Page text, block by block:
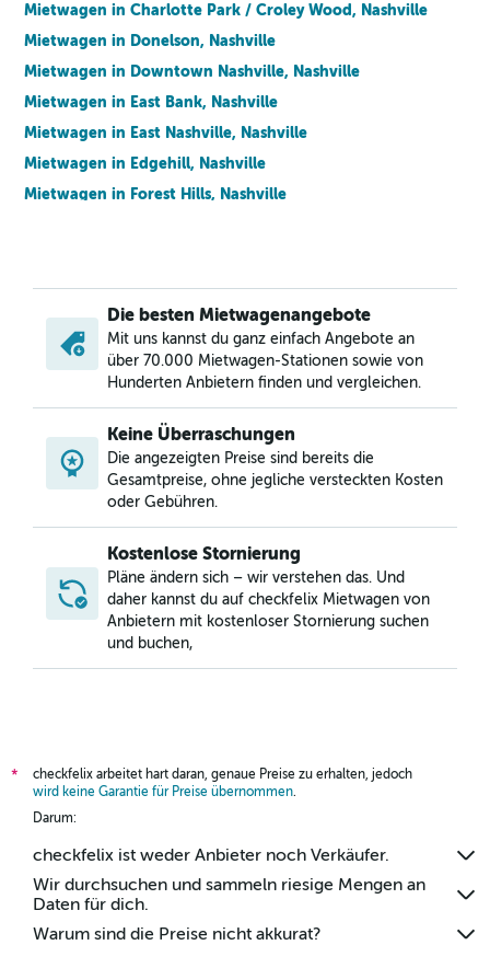
Mietwagen in Charlotte Park / Croley Wood, Nashville
Mietwagen in Donelson, Nashville
Mietwagen in Downtown Nashville, Nashville
Mietwagen in East Bank, Nashville
Mietwagen in East Nashville, Nashville
Mietwagen in Edgehill, Nashville
Mietwagen in Forest Hills, Nashville
Mietwagen in Hadley / Washington / Watkins Park,
Mietwagen in Hillwood / White Bridge, Nashville
Mietwagen in Hope Gardens / Buena Vista, Nashville
Mietwagen in Madison, Nashville
Mietwagen in Midtown / West End / Music Row, Nashville
Mietwagen in North Nashville, Nashville
Die besten Mietwagenangebote
Mit uns kannst du ganz einfach Angebote an
über 70.000 Mietwagen-Stationen sowie von
Hunderten Anbietern finden und vergleichen.
Keine Überraschungen
Die angezeigten Preise sind bereits die
Gesamtpreise, ohne jegliche versteckten Kosten
oder Gebühren.
Kostenlose Stornierung
Pläne ändern sich – wir verstehen das. Und
daher kannst du auf checkfelix Mietwagen von
Anbietern mit kostenloser Stornierung suchen
und buchen,
*
checkfelix arbeitet hart daran, genaue Preise zu erhalten, jedoch
wird keine Garantie für Preise übernommen.
Darum:
checkfelix ist weder Anbieter noch Verkäufer.
Wir durchsuchen und sammeln riesige Mengen an
Daten für dich.
Warum sind die Preise nicht akkurat?